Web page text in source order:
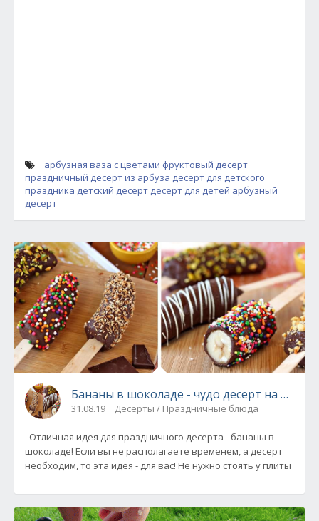
арбузная ваза с цветами фруктовый десерт
праздничный десерт из арбуза десерт для детского
праздника детский десерт десерт для детей арбузный
десерт
Бананы в шоколаде - чудо десерт на
31.08.19 Десерты / Праздничные блюда
Отличная идея для праздничного десерта - бананы в
шоколаде! Если вы не располагаете временем, а десерт
необходим, то эта идея - для вас! Не нужно стоять у плиты